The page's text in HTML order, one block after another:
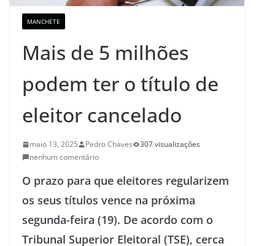
MANCHETE
Mais de 5 milhões
podem ter o título de
eleitor cancelado
maio 13, 2025 Pedro Chaves
307 visualizações
nenhum comentário
O prazo para que eleitores regularizem
os seus títulos vence na próxima
segunda-feira (19). De acordo com o
Tribunal Superior Eleitoral (TSE), cerca